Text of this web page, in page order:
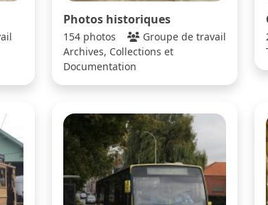
Photos historiques
154 photos
Groupe de travail
Archives, Collections et
Documentation